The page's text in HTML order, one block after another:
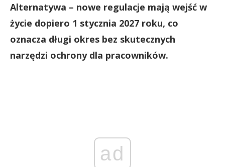
Alternatywa – nowe regulacje mają wejść w
życie dopiero 1 stycznia 2027 roku, co
oznacza długi okres bez skutecznych
narzędzi ochrony dla pracowników.
ad